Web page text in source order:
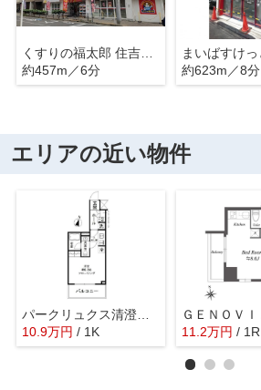
くすりの福太郎 住吉2丁目店
約457m／6分
約623m／8分
エリアの近い物件
パークリュクス清澄白河
10.9万円 / 1K
11.2万円 / 1R